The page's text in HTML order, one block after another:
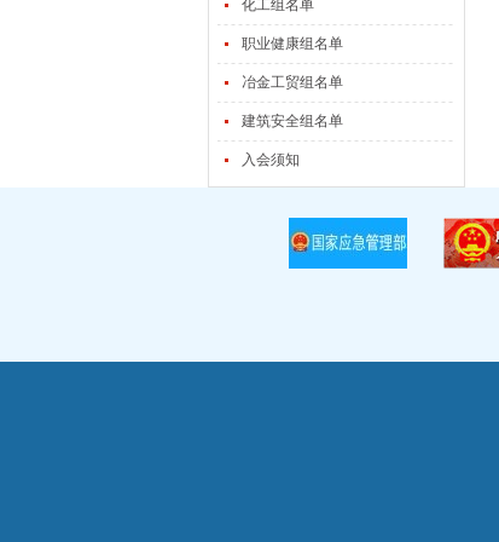
化工组名单
职业健康组名单
冶金工贸组名单
建筑安全组名单
入会须知